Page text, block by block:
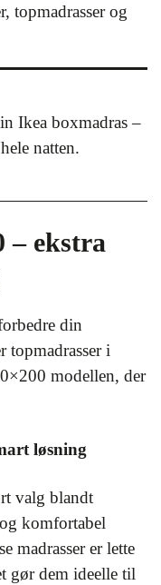
topmadrasser og
Ikea boxmadras –
natten.
– ekstra
din
topmadrasser i
modellen, der
løsning
valg blandt
komfortabel
madrasser er lette
gør dem ideelle til